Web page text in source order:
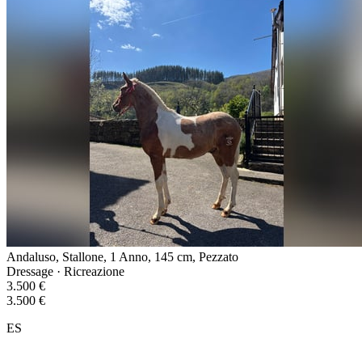
Andaluso, Stallone, 1 Anno, 145 cm, Pezzato
Dressage · Ricreazione
3.500 €
3.500 €
ES